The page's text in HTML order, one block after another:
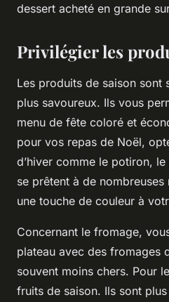
dessert acheté en grande
Privilégier les
Les produits de saison sont
plus savoureux. Ils vous
menu de fête coloré et
pour vos repas de Noël,
d’hiver comme le potiron,
se prêtent à de
une touche de couleur à
Concernant le fromage,
plateau avec des fromages
souvent moins chers. Pour
fruits de saison. Ils sont